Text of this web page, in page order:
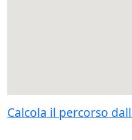
Calcola il percorso